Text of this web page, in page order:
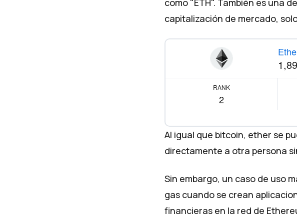
como "ETH". También es una
capitalización de mercado,
RANK
2
Al igual que bitcoin, ether se
directamente a otra persona
Sin embargo, un caso de uso
gas cuando se crean
financieras en la red de